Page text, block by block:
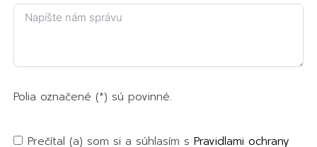
Polia označené (*) sú povinné.
Prečítal (a) som si a súhlasím s Pravidlami ochrany